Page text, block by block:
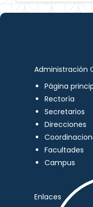
Administración
Página
Rectoría
Secretarios
Direcciones
Facultades
Campus
Enlaces